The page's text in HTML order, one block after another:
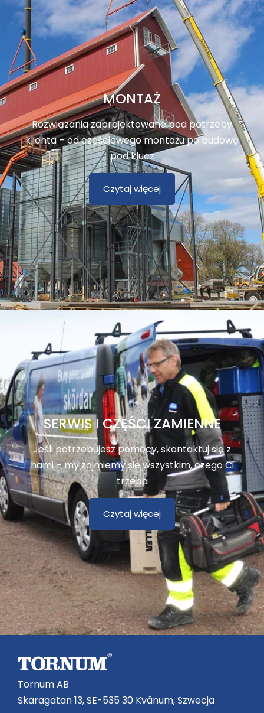
MONTAŻ
Rozwiązania zaprojektowane pod potrzeby
klienta – od częściowego montażu po budowę
pod klucz
Czytaj więcej
SERWIS I CZĘŚCI ZAMIENNE
Jeśli potrzebujesz pomocy, skontaktuj się z
nami – my zajmiemy się wszystkim, czego Ci
trzeba
Czytaj więcej
Tornum AB
Skaragatan 13, SE-535 30 Kvänum, Szwecja